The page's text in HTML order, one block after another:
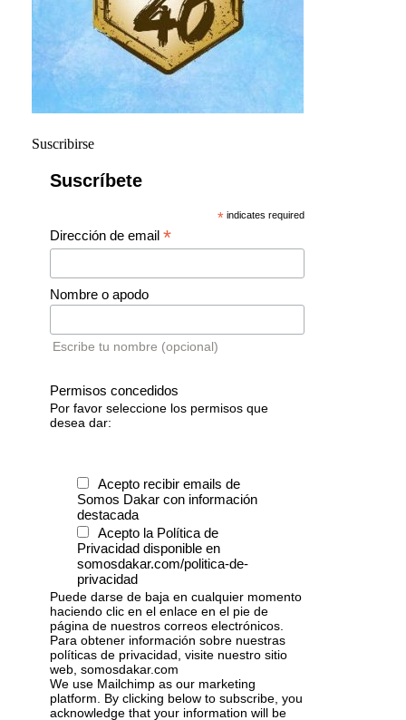
Suscribirse
Suscríbete
* indicates required
Dirección de email *
Nombre o apodo
Escribe tu nombre (opcional)
Permisos concedidos
Por favor seleccione los permisos que
desea dar:
Acepto recibir emails de
Somos Dakar con información
destacada
Acepto la Política de
Privacidad disponible en
somosdakar.com/politica-de-
privacidad
Puede darse de baja en cualquier momento
haciendo clic en el enlace en el pie de
página de nuestros correos electrónicos.
Para obtener información sobre nuestras
políticas de privacidad, visite nuestro sitio
web, somosdakar.com
We use Mailchimp as our marketing
platform. By clicking below to subscribe, you
acknowledge that your information will be